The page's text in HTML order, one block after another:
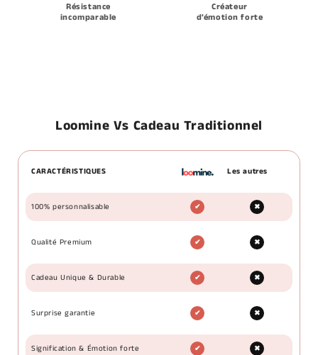
Résistance
incomparable
Créateur
d’émotion forte
Loomine Vs Cadeau Traditionnel
CARACTÉRISTIQUES Les autres
100% personnalisable ✔ ✖
Qualité Premium ✔ ✖
Cadeau Unique & Durable ✔ ✖
Surprise garantie ✔ ✖
Signification & Émotion forte ✔ ✖